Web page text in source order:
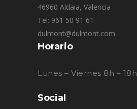
46960 Aldaia, Valencia
Tel: 961 50 91 61
dulmont@dulmont.com
Horario
Lunes – Viernes 8h – 18h
Social